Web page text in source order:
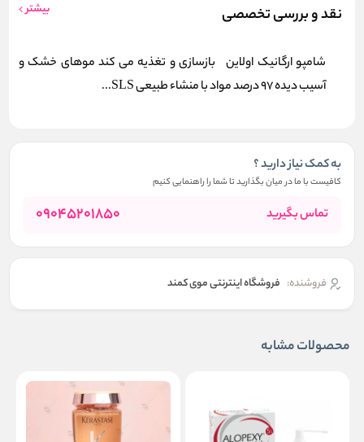
نقد و بررسی تخصصی بیشتر
شامپو ارگانیک اولاین بازسازی و تغذیه می کند موهای خشک و
آسیب دیده 97 درصد مواد با منشاء طبیعی SLS...
به کمک نیاز دارید ؟
کافیست با ما در میان بگذارید تا شما را راهنمایی کنیم
تماس بگیرید 09045201850
فروشنده: فروشگاه اینترنتی موی کمند
محصولات مشابه